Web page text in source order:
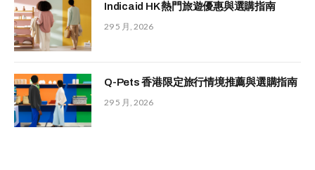
Indicaid HK 熱門旅遊優惠與選購指南
29 5 月, 2026
Q-Pets 香港限定旅行情境推薦與選購指南
29 5 月, 2026